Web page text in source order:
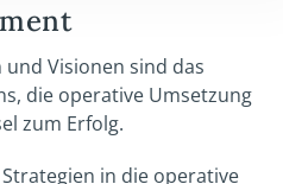
Visionen sind das
die operative Umsetzung
zum Erfolg.
in die operative